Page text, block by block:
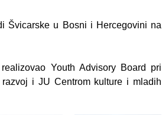
Švicarske u Bosni i Hercegovini na
Youth Advisory Board pri
i JU Centrom kulture i mladih